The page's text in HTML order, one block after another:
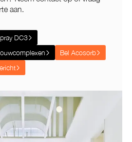
aan.
DC3
Bel Acosorb